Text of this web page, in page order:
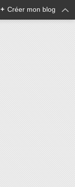
+ Créer mon blog